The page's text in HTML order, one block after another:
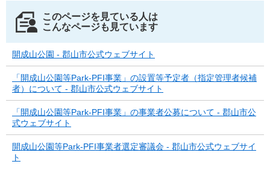
このページを見ている人は
こんなページも見ています
開成山公園 - 郡山市公式ウェブサイト
「開成山公園等Park-PFI事業」の設置等予定者（指定管理者候補
者）について - 郡山市公式ウェブサイト
「開成山公園等Park-PFI事業」の事業者公募について - 郡山市公
式ウェブサイト
開成山公園等Park-PFI事業者選定審議会 - 郡山市公式ウェブサイ
ト